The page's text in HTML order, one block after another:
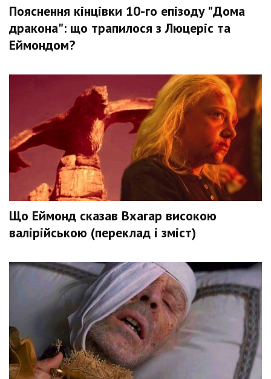
Пояснення кінцівки 10-го епізоду "Дома
дракона": що трапилося з Люцеріс та
Еймондом?
Що Еймонд сказав Вхагар високою
валірійською (переклад і зміст)